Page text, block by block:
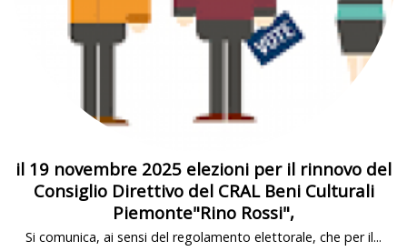
il 19 novembre 2025 elezioni per il rinnovo del
Consiglio Direttivo del CRAL Beni Culturali
Piemonte"Rino Rossi",
Si comunica, ai sensi del regolamento elettorale, che per il...